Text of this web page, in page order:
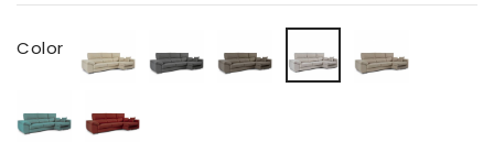
Color
Beige
AntracitaSmoke Gris
Claro
Piedra
Agave
Rojo